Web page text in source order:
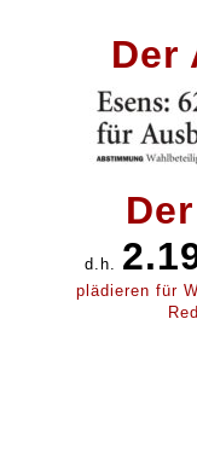
Der
d.h.
plädieren für